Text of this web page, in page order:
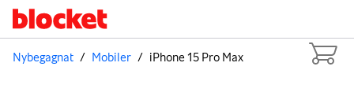
Nybegagnat / Mobiler / iPhone 15 Pro Max